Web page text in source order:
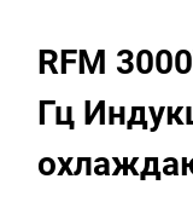
RFM
Гц